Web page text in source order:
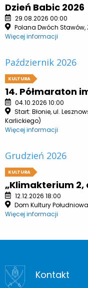
Dzień Babic 2026
29.08.2026 00:00
Polana Dwóch Stawów,
Więcej informacji
Październik 2026
KULTURA
14. Półmaraton
04.10.2026 10:00
Start: Błonie, ul.
Karlickiego)
Więcej informacji
Grudzień 2026
KULTURA
„Klimakterium 2,
12.12.2026 18:00
Dom Kultury
Więcej informacji
Kontakt